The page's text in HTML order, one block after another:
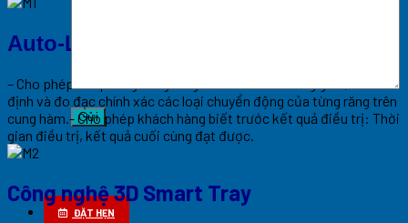
ĐẶT HẸN
Auto-Lign
– Cho phép mô phỏng cung răng theo 3 chiều không gian, xác
định và đo đạc chính xác các loại chuyển động của từng răng trên
cung hàm.- Cho phép khách hàng biết trước kết quả điều trị: Thời
gian điều trị, kết quả cuối cùng đạt được.
Công nghệ 3D Smart Tray